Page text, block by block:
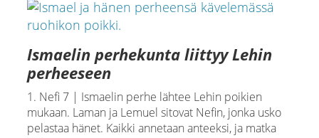
Ismaelin perhekunta liittyy Lehin
perheeseen
1. Nefi 7 | Ismaelin perhe lähtee Lehin poikien
mukaan. Laman ja Lemuel sitovat Nefin, jonka usko
pelastaa hänet. Kaikki annetaan anteeksi, ja matka